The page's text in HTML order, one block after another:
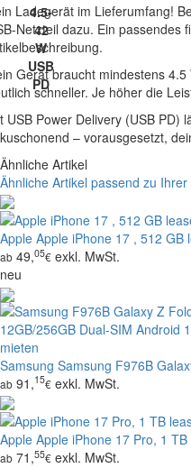
4.5-
42
W
USB
PD
Ladegerät im Lieferumfang!
Netzteil dazu. Ein passendes
Gerät braucht mindestens
schneller. Je höher die
USB Power Delivery (USB PD)
– vorausgesetzt,
Ähnliche Artikel
Ähnliche Artikel passend zu Ihrer
Apple Apple iPhone 17 , 512 GB
ab 49,05€ exkl. MwSt.
neu
Samsung Samsung F976B
ab 91,15€ exkl. MwSt.
Apple Apple iPhone 17 Pro, 1
ab 71,55€ exkl. MwSt.